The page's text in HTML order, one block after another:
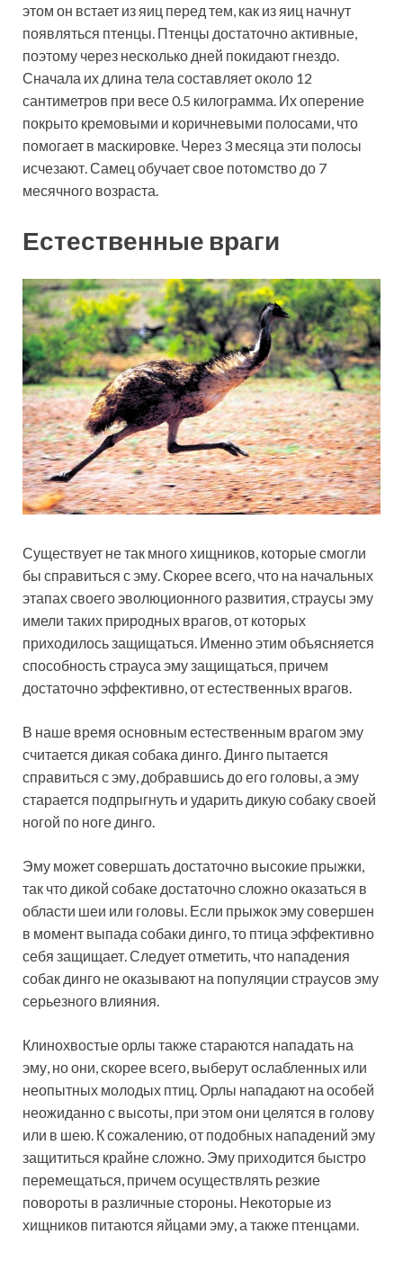
этом он встает из яиц перед тем, как из яиц начнут
появляться птенцы. Птенцы достаточно активные,
поэтому через несколько дней покидают гнездо.
Сначала их длина тела составляет около 12
сантиметров при весе 0.5 килограмма. Их оперение
покрыто кремовыми и коричневыми полосами, что
помогает в маскировке. Через 3 месяца эти полосы
исчезают. Самец обучает свое потомство до 7
месячного возраста.
Естественные враги
Существует не так много хищников, которые смогли
бы справиться с эму. Скорее всего, что на начальных
этапах своего эволюционного развития, страусы эму
имели таких природных врагов, от которых
приходилось защищаться. Именно этим объясняется
способность страуса эму защищаться, причем
достаточно эффективно, от естественных врагов.
В наше время основным естественным врагом эму
считается дикая собака динго. Динго пытается
справиться с эму, добравшись до его головы, а эму
старается подпрыгнуть и ударить дикую собаку своей
ногой по ноге динго.
Эму может совершать достаточно высокие прыжки,
так что дикой собаке достаточно сложно оказаться в
области шеи или головы. Если прыжок эму совершен
в момент выпада собаки динго, то птица эффективно
себя защищает. Следует отметить, что нападения
собак динго не оказывают на популяции страусов эму
серьезного влияния.
Клинохвостые орлы также стараются нападать на
эму, но они, скорее всего, выберут ослабленных или
неопытных молодых птиц. Орлы нападают на особей
неожиданно с высоты, при этом они целятся в голову
или в шею. К сожалению, от подобных нападений эму
защититься крайне сложно. Эму приходится быстро
перемещаться, причем осуществлять резкие
повороты в различные стороны. Некоторые из
хищников питаются яйцами эму, а также птенцами.